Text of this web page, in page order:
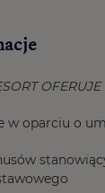
OFERUJE
w oparciu o